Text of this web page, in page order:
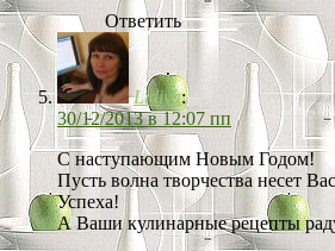
Ответить
Lidiya:
30/12/2013 в 12:07 пп
С наступающим Новым Годом!
Пусть волна творчества несет
Успеха!
А Ваши кулинарные рецепты